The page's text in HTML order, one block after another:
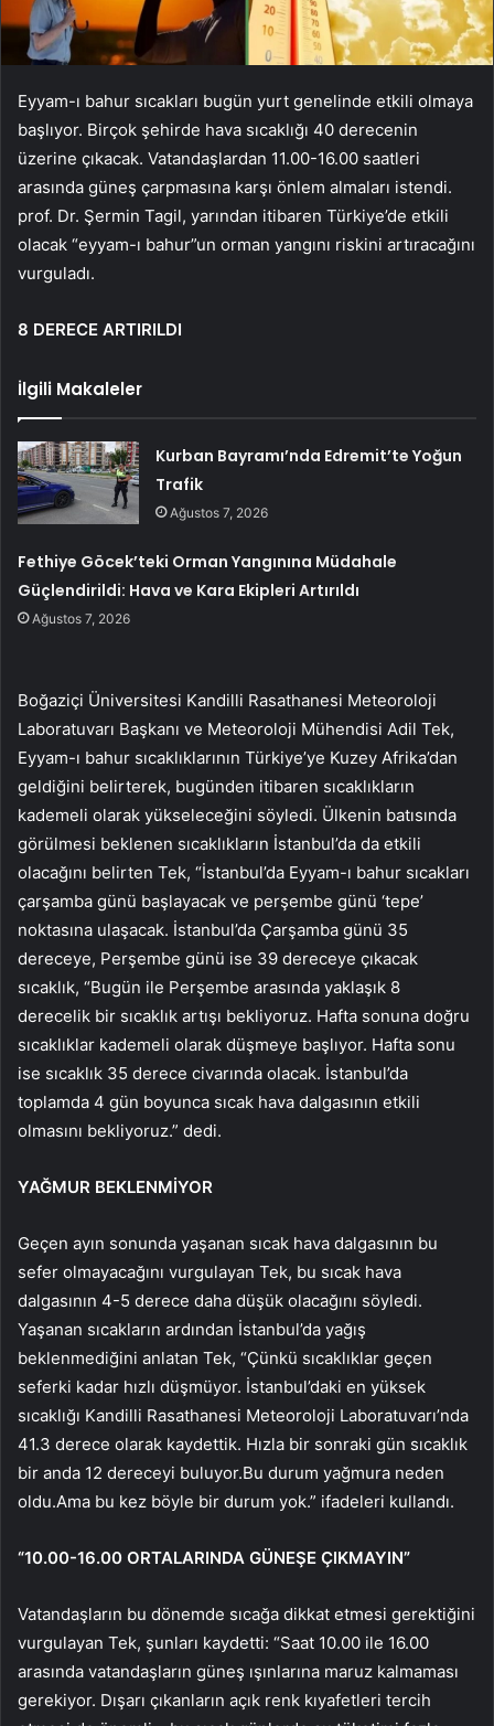
Eyyam-ı bahur sıcakları bugün yurt genelinde etkili olmaya
başlıyor. Birçok şehirde hava sıcaklığı 40 derecenin
üzerine çıkacak. Vatandaşlardan 11.00-16.00 saatleri
arasında güneş çarpmasına karşı önlem almaları istendi.
prof. Dr. Şermin Tagil, yarından itibaren Türkiye’de etkili
olacak “eyyam-ı bahur”un orman yangını riskini artıracağını
vurguladı.
8 DERECE ARTIRILDI
İlgili Makaleler
Kurban Bayramı’nda Edremit’te Yoğun
Trafik
Ağustos 7, 2026
Fethiye Göcek’teki Orman Yangınına Müdahale
Güçlendirildi: Hava ve Kara Ekipleri Artırıldı
Ağustos 7, 2026
Boğaziçi Üniversitesi Kandilli Rasathanesi Meteoroloji
Laboratuvarı Başkanı ve Meteoroloji Mühendisi Adil Tek,
Eyyam-ı bahur sıcaklıklarının Türkiye’ye Kuzey Afrika’dan
geldiğini belirterek, bugünden itibaren sıcaklıkların
kademeli olarak yükseleceğini söyledi. Ülkenin batısında
görülmesi beklenen sıcaklıkların İstanbul’da da etkili
olacağını belirten Tek, “İstanbul’da Eyyam-ı bahur sıcakları
çarşamba günü başlayacak ve perşembe günü ‘tepe’
noktasına ulaşacak. İstanbul’da Çarşamba günü 35
dereceye, Perşembe günü ise 39 dereceye çıkacak
sıcaklık, “Bugün ile Perşembe arasında yaklaşık 8
derecelik bir sıcaklık artışı bekliyoruz. Hafta sonuna doğru
sıcaklıklar kademeli olarak düşmeye başlıyor. Hafta sonu
ise sıcaklık 35 derece civarında olacak. İstanbul’da
toplamda 4 gün boyunca sıcak hava dalgasının etkili
olmasını bekliyoruz.” dedi.
YAĞMUR BEKLENMİYOR
Geçen ayın sonunda yaşanan sıcak hava dalgasının bu
sefer olmayacağını vurgulayan Tek, bu sıcak hava
dalgasının 4-5 derece daha düşük olacağını söyledi.
Yaşanan sıcakların ardından İstanbul’da yağış
beklenmediğini anlatan Tek, “Çünkü sıcaklıklar geçen
seferki kadar hızlı düşmüyor. İstanbul’daki en yüksek
sıcaklığı Kandilli Rasathanesi Meteoroloji Laboratuvarı’nda
41.3 derece olarak kaydettik. Hızla bir sonraki gün sıcaklık
bir anda 12 dereceyi buluyor.Bu durum yağmura neden
oldu.Ama bu kez böyle bir durum yok.” ifadeleri kullandı.
“10.00-16.00 ORTALARINDA GÜNEŞE ÇIKMAYIN”
Vatandaşların bu dönemde sıcağa dikkat etmesi gerektiğini
vurgulayan Tek, şunları kaydetti: “Saat 10.00 ile 16.00
arasında vatandaşların güneş ışınlarına maruz kalmaması
gerekiyor. Dışarı çıkanların açık renk kıyafetleri tercih